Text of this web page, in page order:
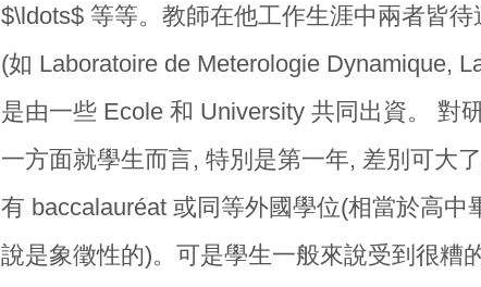
$\ldots$ 等等。教師在他工作生涯中兩者皆
(如 Laboratoire de Meterologie Dynamique,
是由一些 Ecole 和 University 共同出資。 對
一方面就學生而言, 特別是第一年, 差別可大
有 baccalauréat 或同等外國學位(相當於高
說是象徵性的)。可是學生一般來說受到很糟